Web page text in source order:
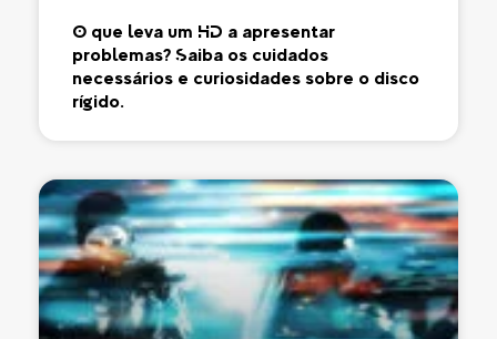
O que leva um HD a apresentar
problemas? Saiba os cuidados
necessários e curiosidades sobre o disco
rígido.